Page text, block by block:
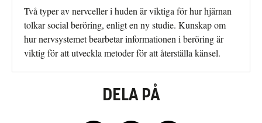
Två typer av nervceller i huden är viktiga för hur hjärnan
tolkar social beröring, enligt en ny studie. Kunskap om
hur nervsystemet bearbetar informationen i beröring är
viktig för att utveckla metoder för att återställa känsel.
DELA PÅ